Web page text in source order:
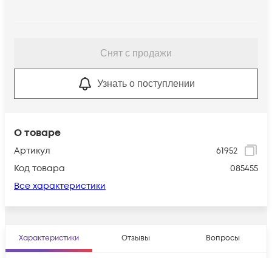
О товаре
Артикул
61952
Код товара
085455
Все характеристики
Снят с продажи
Узнать о поступлении
Характеристики Отзывы Вопросы